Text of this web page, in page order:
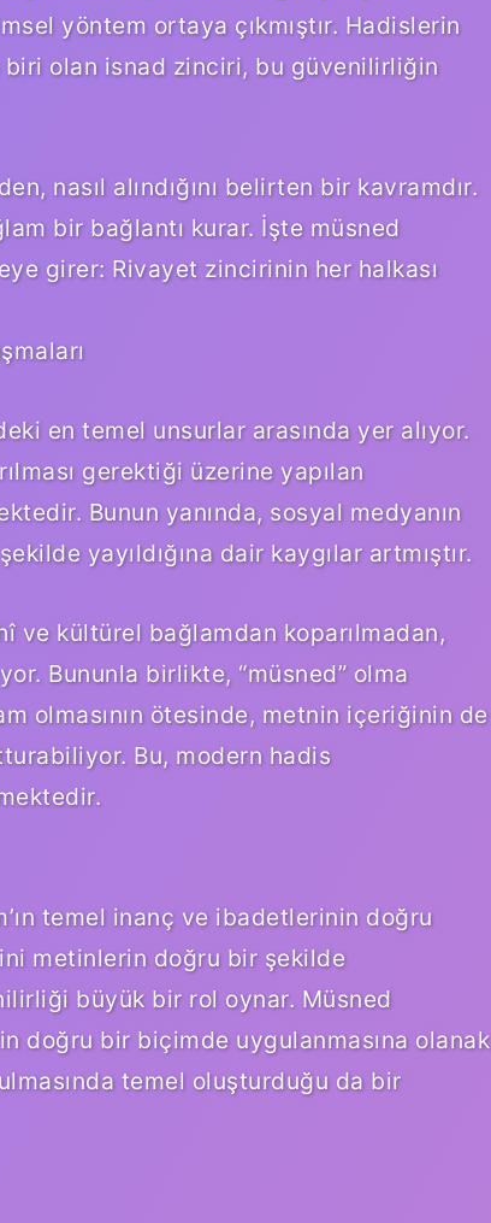
yöntem ortaya çıkmıştır. Hadislerin
biri olan isnad zinciri, bu güvenilirliğin
nasıl alındığını belirten bir kavramdır.
bir bağlantı kurar. İşte müsned
girer: Rivayet zincirinin her halkası
en temel unsurlar arasında yer alıyor.
gerektiği üzerine yapılan
Bunun yanında, sosyal medyanın
yayıldığına dair kaygılar artmıştır.
ve kültürel bağlamdan koparılmadan,
Bununla birlikte, “müsned” olma
olmasının ötesinde, metnin içeriğinin de
Bu, modern hadis
temel inanç ve ibadetlerinin doğru
metinlerin doğru bir şekilde
büyük bir rol oynar. Müsned
doğru bir biçimde uygulanmasına olanak
temel oluşturduğu da bir